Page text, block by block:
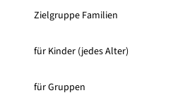
Zielgruppe Familien
für Kinder (jedes Alter)
für Gruppen